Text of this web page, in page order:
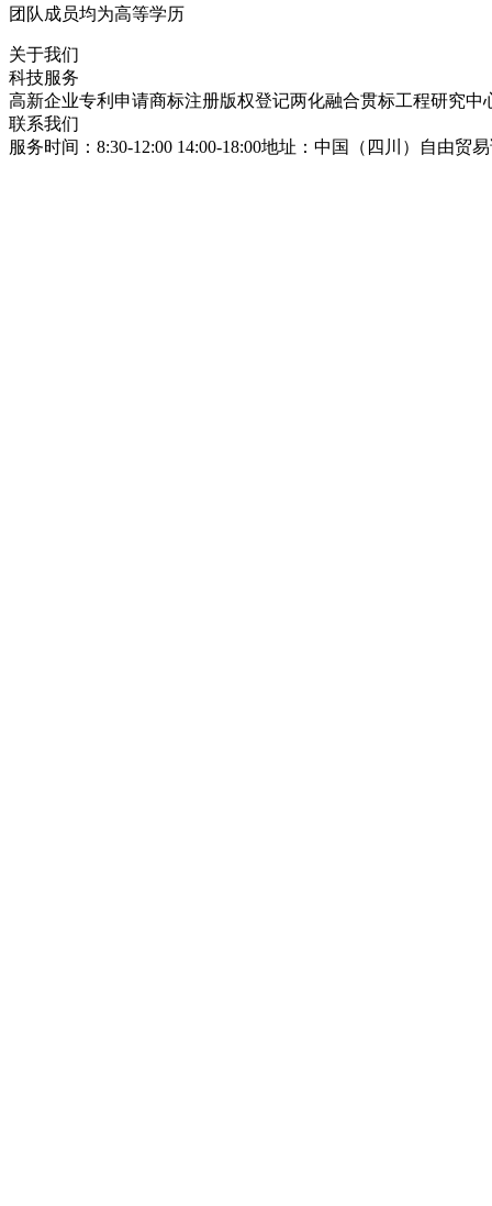
团队成员均为高等学历
关于我们
科技服务
高新企业专利申请商标注册版权登记两化融合贯标工程研究中
联系我们
服务时间：8:30-12:00 14:00-18:00地址：中国（四川）自由贸